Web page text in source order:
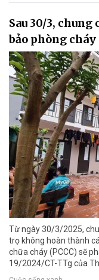
Sau 30/3,
bảo phòng
Từ ngày 30/3/2025,
trọ không hoàn thành
chữa cháy (PCCC) sẽ
19/2024/CT-TTg của